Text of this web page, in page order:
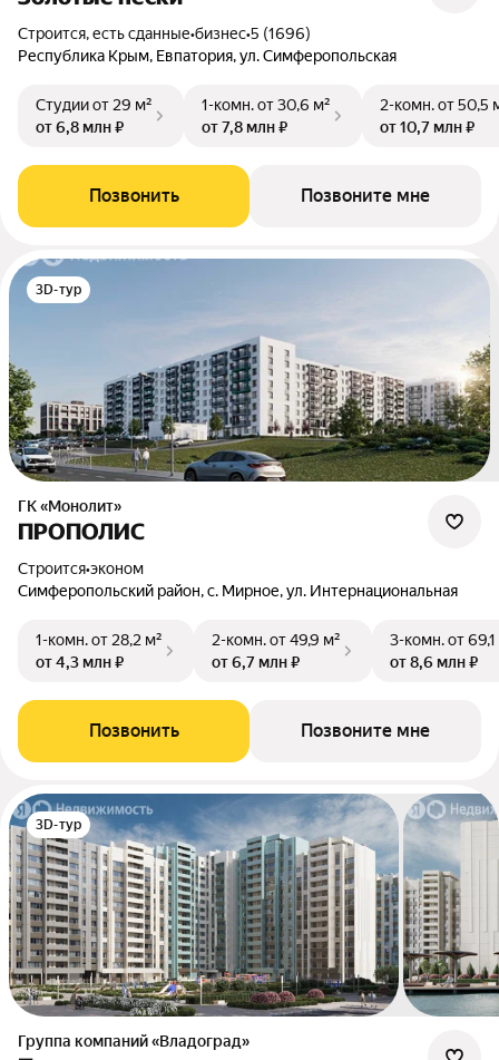
Строится, есть сданные•бизнес•5 (1696)
Республика Крым, Евпатория, ул. Симферопольская
Студииот 29 м²
от 6,8 млн ₽
1-комн.от 30,6 м²
от 7,8 млн ₽
2-комн.от 50,5
от 10,7 млн ₽
Позвонить Позвоните мне
3D-тур
ГК «Монолит»
ПРОПОЛИС
Строится•эконом
Симферопольский район, с. Мирное, ул. Интернациональная
1-комн.от 28,2 м²
от 4,3 млн ₽
2-комн.от 49,9 м²
от 6,7 млн ₽
3-комн.от
от 8,6 млн ₽
Позвонить Позвоните мне
3D-тур
Группа компаний «Владоград»